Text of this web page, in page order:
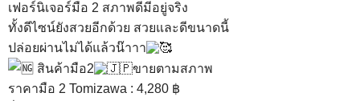
เฟอร์นิเจอร์มือ 2 สภาพดีมีอยู่จริง
ทั้งดีไซน์ยังสวยอีกด้วย สวยและดีขนาดนี้
ปล่อยผ่านไม่ได้แล้วน๊าาา
สินค้ามือ2
ขายตามสภาพ
ราคามือ 2 Tomizawa : 4,280 ฿